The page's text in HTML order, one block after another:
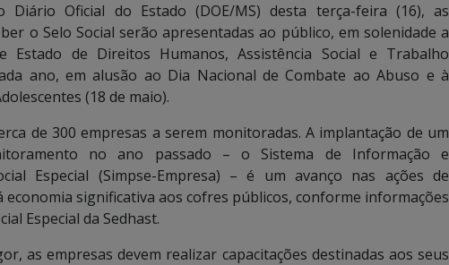
Diário Oficial do Estado (DOE/MS) desta terça-feira (16), as
o Selo Social serão apresentadas ao público, em solenidade a
Estado de Direitos Humanos, Assistência Social e Trabalho
ano, em alusão ao Dia Nacional de Combate ao Abuso e à
(18 de maio).
de 300 empresas a serem monitoradas. A implantação de um
no ano passado – o Sistema de Informação e
Especial (Simpse-Empresa) – é um avanço nas ações de
significativa aos cofres públicos, conforme informações
Especial da Sedhast.
as empresas devem realizar capacitações destinadas aos seus